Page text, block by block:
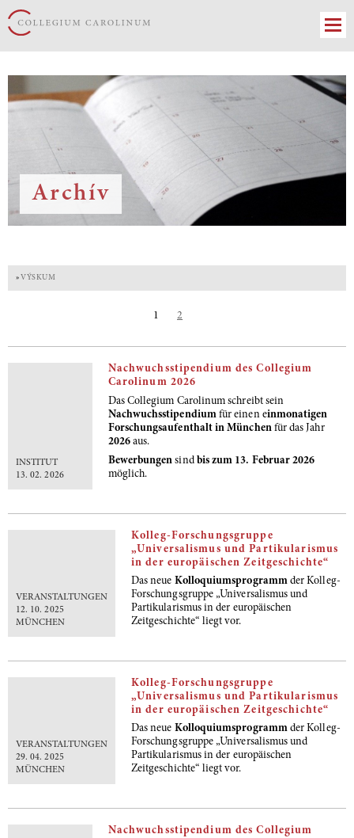
Archív
» VÝSKUM
1 2
INSTITUT
13. 02. 2026
Nachwuchsstipendium des Collegium
Carolinum 2026
Das Collegium Carolinum schreibt sein
Nachwuchsstipendium für einen einmonatigen
Forschungsaufenthalt in Münchenfür das Jahr
2026 aus.
Bewerbungensind bis zum 13. Februar 2026
möglich.
VERANSTALTUNGEN
12. 10. 2025
MÜNCHEN
Kolleg-Forschungsgruppe
„Universalismus und Partikularismus
in der europäischen Zeitgeschichte“
Das neue Kolloquiumsprogramm der Kolleg-
Forschungsgruppe „Universalismus und
Partikularismus in der europäischen
Zeitgeschichte“ liegt vor.
VERANSTALTUNGEN
29. 04. 2025
MÜNCHEN
Kolleg-Forschungsgruppe
„Universalismus und Partikularismus
in der europäischen Zeitgeschichte“
Das neue Kolloquiumsprogramm der Kolleg-
Forschungsgruppe „Universalismus und
Partikularismus in der europäischen
Zeitgeschichte“ liegt vor.
Nachwuchsstipendium des Collegium